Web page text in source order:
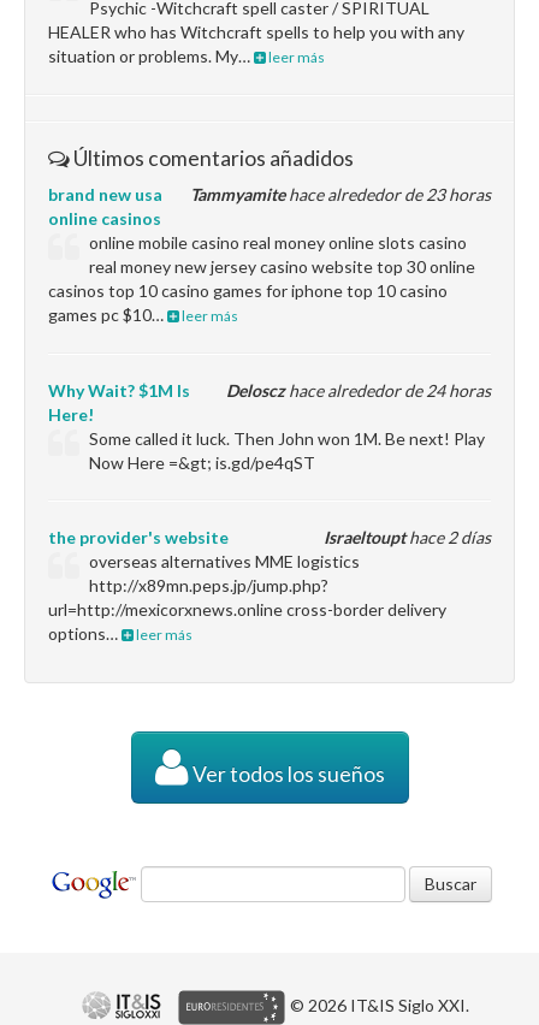
Psychic -Witchcraft spell caster / SPIRITUAL
HEALER who has Witchcraft spells to help you with any
situation or problems. My…
leer más
Últimos comentarios añadidos
Tammyamitehace alrededor de 23 horas
brand new usa
online casinos
online mobile casino real money online slots casino
real money new jersey casino website top 30 online
casinos top 10 casino games for iphone top 10 casino
games pc $10…
leer más
Delosczhace alrededor de 24 horas
Why Wait? $1M Is
Here!
Some called it luck. Then John won 1M. Be next! Play
Now Here =&gt; is.gd/pe4qST
Israeltoupthace 2 días
the provider's website
overseas alternatives MME logistics
http://x89mn.peps.jp/jump.php?
url=http://mexicorxnews.online cross-border delivery
options…
leer más
Ver todos los sueños
© 2026 IT&IS Siglo XXI.